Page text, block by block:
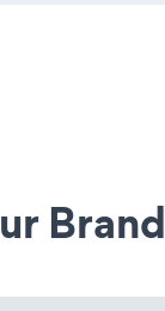
Brand